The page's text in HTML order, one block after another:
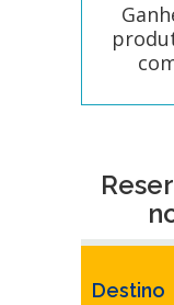
Destino